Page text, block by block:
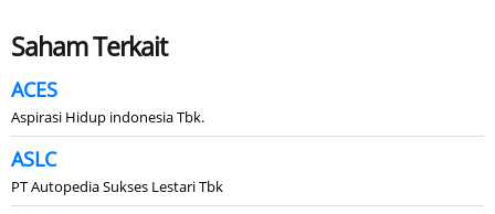
Saham Terkait
ACES
Aspirasi Hidup indonesia Tbk.
ASLC
PT Autopedia Sukses Lestari Tbk